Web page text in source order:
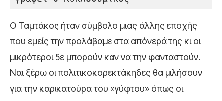
Ο Ταμτάκος ήταν σύμβολο μιας άλλης εποχής
που εμείς την προλάβαμε στα απόνερά της κι οι
μικρότεροι δε μπορούν καν να την φανταστούν.
Ναι ξέρω οι πολιτικοκορεκτάκηδες θα μιλήσουν
για την καρικατούρα του «γύφτου» όπως οι